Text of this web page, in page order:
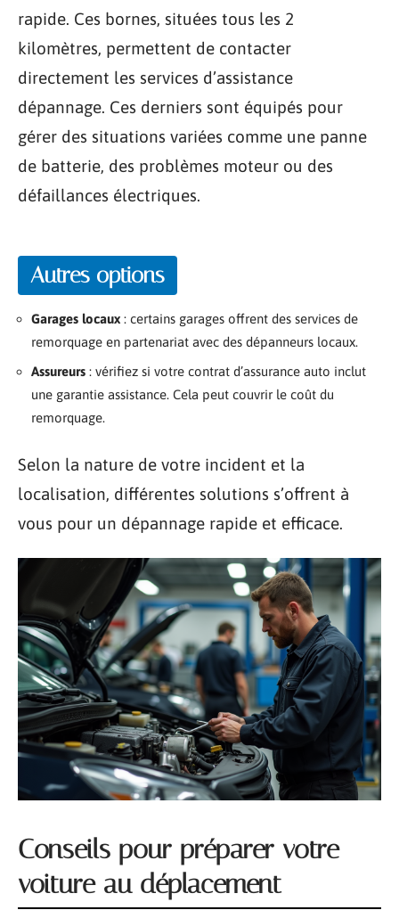
rapide. Ces bornes, situées tous les 2
kilomètres, permettent de contacter
directement les services d’assistance
dépannage. Ces derniers sont équipés pour
gérer des situations variées comme une panne
de batterie, des problèmes moteur ou des
défaillances électriques.
Autres options
Garages locaux : certains garages offrent des services de
remorquage en partenariat avec des dépanneurs locaux.
Assureurs : vérifiez si votre contrat d’assurance auto inclut
une garantie assistance. Cela peut couvrir le coût du
remorquage.
Selon la nature de votre incident et la
localisation, différentes solutions s’offrent à
vous pour un dépannage rapide et efficace.
Conseils pour préparer votre
voiture au déplacement